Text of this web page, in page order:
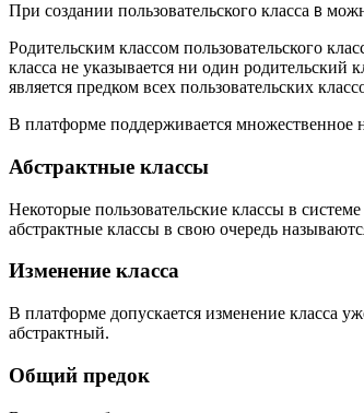
При создании пользовательского класса B
Родительским классом пользовательского
класса не указывается ни один родительский
является предком всех пользовательских
В платформе поддерживается множественное
Абстрактные классы
Некоторые пользовательские классы в
абстрактные классы в свою очередь
Изменение класса
В платформе допускается изменение класса
абстрактный.
Общий предок